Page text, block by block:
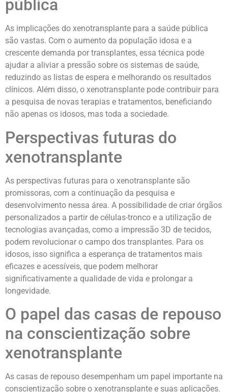
pública
As implicações do xenotransplante para a saúde pública
são vastas. Com o aumento da população idosa e a
crescente demanda por transplantes, essa técnica pode
ajudar a aliviar a pressão sobre os sistemas de saúde,
reduzindo as listas de espera e melhorando os resultados
clínicos. Além disso, o xenotransplante pode contribuir para
a pesquisa de novas terapias e tratamentos, beneficiando
não apenas os idosos, mas toda a sociedade.
Perspectivas futuras do
xenotransplante
As perspectivas futuras para o xenotransplante são
promissoras, com a continuação da pesquisa e
desenvolvimento nessa área. A possibilidade de criar órgãos
personalizados a partir de células-tronco e a utilização de
tecnologias avançadas, como a impressão 3D de tecidos,
podem revolucionar o campo dos transplantes. Para os
idosos, isso significa a esperança de tratamentos mais
eficazes e acessíveis, que podem melhorar
significativamente a qualidade de vida e prolongar a
longevidade.
O papel das casas de repouso
na conscientização sobre
xenotransplante
As casas de repouso desempenham um papel importante na
conscientização sobre o xenotransplante e suas aplicações.